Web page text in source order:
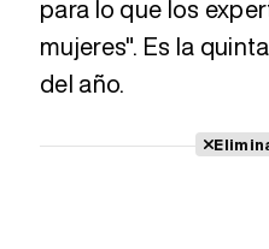
para lo que los
mujeres". Es la
del año.